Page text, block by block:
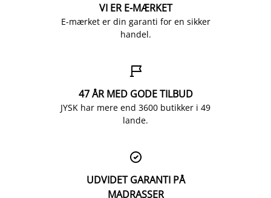
VI ER E-MÆRKET
E-mærket er din garanti for en sikker
handel.

47 ÅR MED GODE TILBUD
JYSK har mere end 3600 butikker i 49
lande.

UDVIDET GARANTI PÅ
MADRASSER